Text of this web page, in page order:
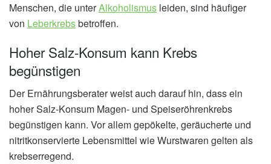
Menschen, die unterAlkoholismus leiden, sind häufiger
von Leberkrebsbetroffen.
Hoher Salz-Konsum kann Krebs
begünstigen
Der Ernährungsberater weist auch darauf hin, dass ein
hoher Salz-Konsum Magen- und Speiseröhrenkrebs
begünstigen kann. Vor allem gepökelte, geräucherte und
nitritkonservierte Lebensmittel wie Wurstwaren gelten als
krebserregend.